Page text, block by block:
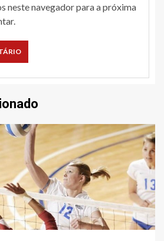
neste navegador para a próxima